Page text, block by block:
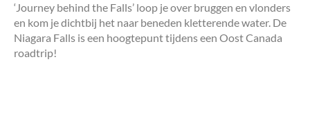
‘Journey behind the Falls’ loop je over bruggen en vlonders
en kom je dichtbij het naar beneden kletterende water. De
Niagara Falls is een hoogtepunt tijdens een Oost Canada
roadtrip!